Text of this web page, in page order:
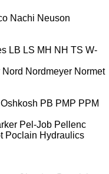
Nachi Neuson
LB LS MH NH TS W-
Nord Nordmeyer Normet
Oshkosh PB PMP PPM
Pel-Job Pellenc
Poclain Hydraulics